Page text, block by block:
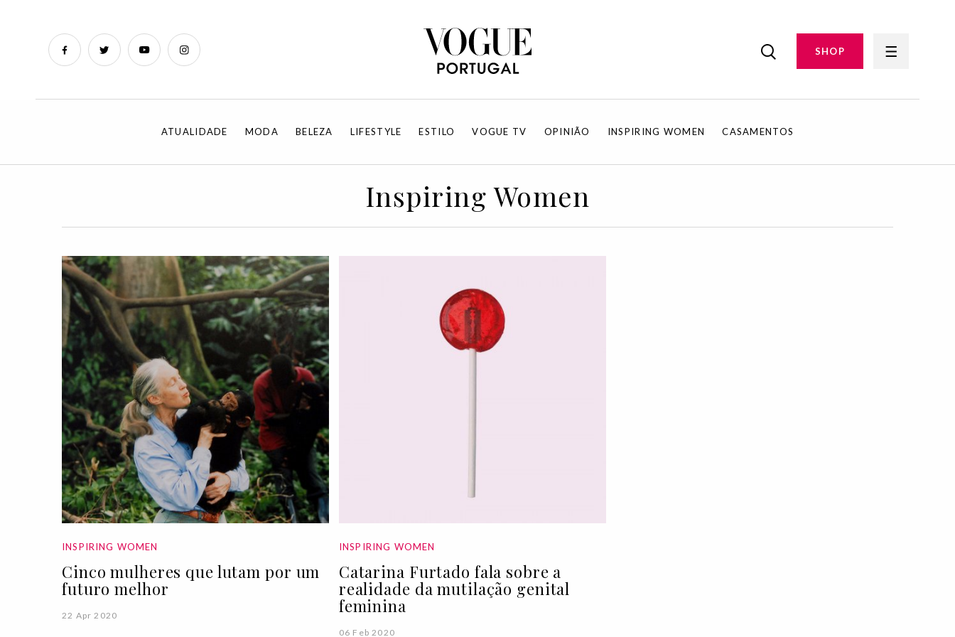
SHOP
ATUALIDADE MODA BELEZA LIFESTYLE ESTILO VOGUE TV OPINIÃO INSPIRING WOMEN CASAMENTOS
Inspiring Women
INSPIRING WOMEN
Cinco mulheres que lutam por um
futuro melhor
22 Apr 2020
INSPIRING WOMEN
Catarina Furtado fala sobre a
realidade da mutilação genital
feminina
06 Feb 2020